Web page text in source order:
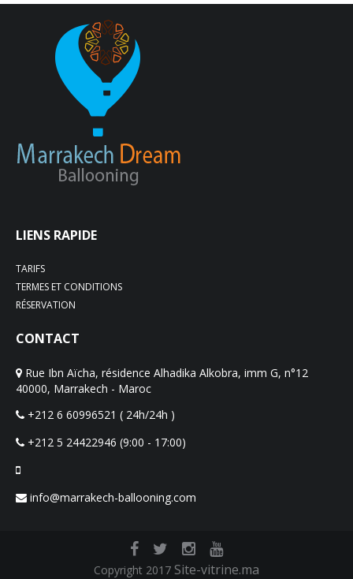
LIENS RAPIDE
TARIFS
TERMES ET CONDITIONS
RÉSERVATION
CONTACT
Rue Ibn Aïcha, résidence Alhadika Alkobra, imm G, n°12
40000, Marrakech - Maroc
+212 6 60996521 ( 24h/24h )
+212 5 24422946 (9:00 - 17:00)
info@marrakech-ballooning.com
Copyright 2017 Site-vitrine.ma